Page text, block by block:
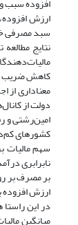
ارزش
سبد مصرفی
دولت از
کشورهای
بر مصرف بر
ارزش افزوده